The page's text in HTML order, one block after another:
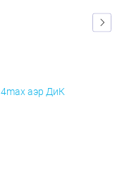
аэр ДиК